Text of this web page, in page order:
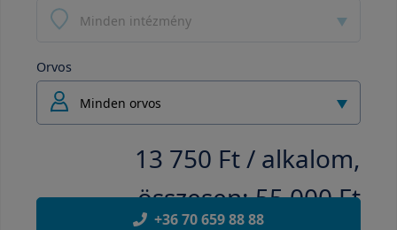
Minden intézmény
Orvos
Minden orvos
13 750 Ft / alkalom,
összesen: 55 000 Ft
+36 70 659 88 88